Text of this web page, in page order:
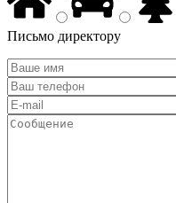
Письмо директору